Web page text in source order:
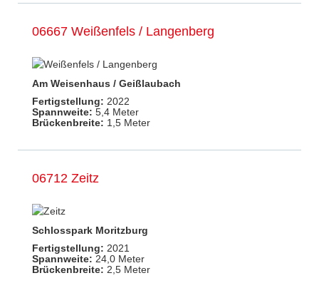
06667 Weißenfels / Langenberg
Am Weisenhaus / Geißlaubach
Fertigstellung: 2022
Spannweite: 5,4 Meter
Brückenbreite: 1,5 Meter
06712 Zeitz
Schlosspark Moritzburg
Fertigstellung: 2021
Spannweite: 24,0 Meter
Brückenbreite: 2,5 Meter